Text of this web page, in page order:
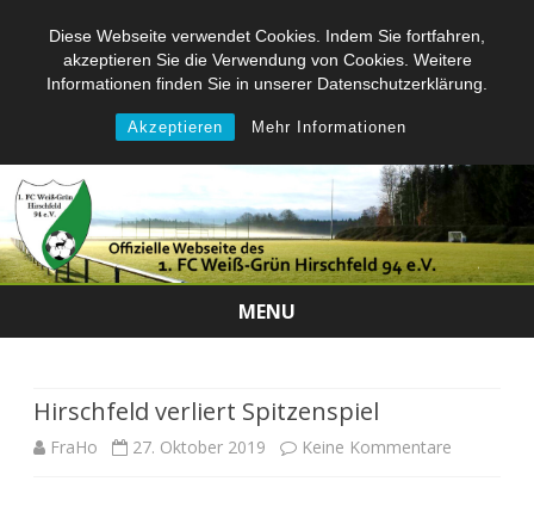
Diese Webseite verwendet Cookies. Indem Sie fortfahren,
akzeptieren Sie die Verwendung von Cookies. Weitere
Informationen finden Sie in unserer Datenschutzerklärung.
Akzeptieren Mehr Informationen
MENU
Hirschfeld verliert Spitzenspiel
FraHo 27. Oktober 2019 Keine Kommentare